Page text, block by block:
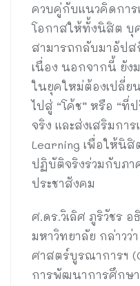
ควบคู่กับแนวคิดการ
โอกาสให้ทั้งนิสิต บุ
สามารถกลับมาอัปส
เนื่อง นอกจากนี้ ยัง
ในยุคใหม่ต้องเปลี่ย
ไปสู่ “โค้ช” หรือ “
จริง และส่งเสริมกา
Learning เพื่อให้นิสิ
ปฏิบัติจริงร่วมกับภา
ประชาสังคม
ศ.ดร.วิเลิศ ภูริวัชร
มหาวิทยาลัย กล่าวว่
ศาสตร์บูรณาการฯ
การพัฒนาการศึกษา